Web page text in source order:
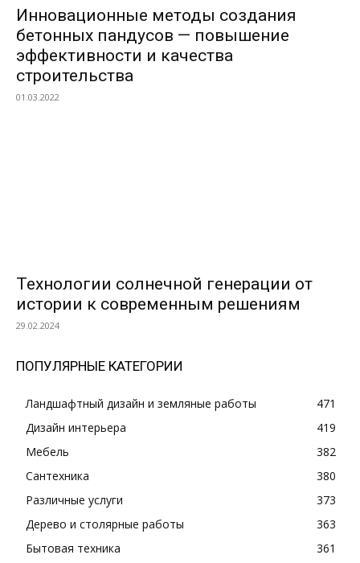
Инновационные методы создания
бетонных пандусов — повышение
эффективности и качества
строительства
01.03.2022
Технологии солнечной генерации от
истории к современным решениям
29.02.2024
ПОПУЛЯРНЫЕ КАТЕГОРИИ
Ландшафтный дизайн и земляные работы
471
Дизайн интерьера
419
Мебель
382
Сантехника
380
Различные услуги
373
Дерево и столярные работы
363
Бытовая техника
361